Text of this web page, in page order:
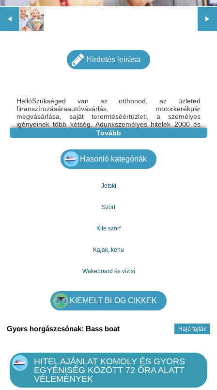
Hirdetés leírása
HellóSzükséged van az otthonod, az üzleted
finanszírozásáraautóvásárlás, motorkerékpár
megvásárlása, saját teremtéséértüzleti, a személyes
igényeinek több kétség. Adunkszemélyes hitelek 2000 és
800 000 € között, kamatláb mellett2% névleges az
összegtől függetlenül. Kérjük, adja meg aa hitelkérelmek
személyes hiteleire:gazdagergelia@gmail.com
Tovább
Hasonló kategóriák
Jetski
Szörf
Kite szörf
Kajak, kenu
Wakeboard és vízisí
KIEMELT BLOG CIKKEK
Hajó fajták
Gyors horgászcsónak: Bass boat
HITEL AJÁNLAT KOMOLY ÉS GYORS
EGYÉNISÉG KÖZÖTT 72 ÓRA ALATT
VÉLEMÉNYEK